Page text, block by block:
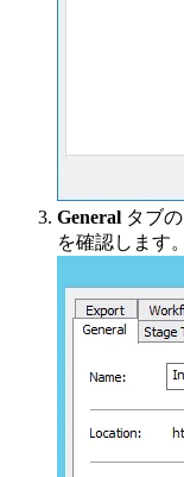
General タブの
を確認します。